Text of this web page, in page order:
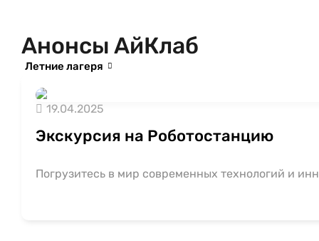
Летние лагеря
Анонсы АйКлаб
19.04.2025
Экскурсия на Роботостанцию
Погрузитесь в мир современных технологий и